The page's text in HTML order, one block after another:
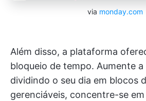
via monday.com
Além disso, a plataforma
bloqueio de tempo. Aumente
dividindo o seu dia em blocos
gerenciáveis, concentre-se